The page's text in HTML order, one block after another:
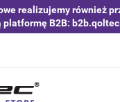
realizujemy również
platformę B2B: